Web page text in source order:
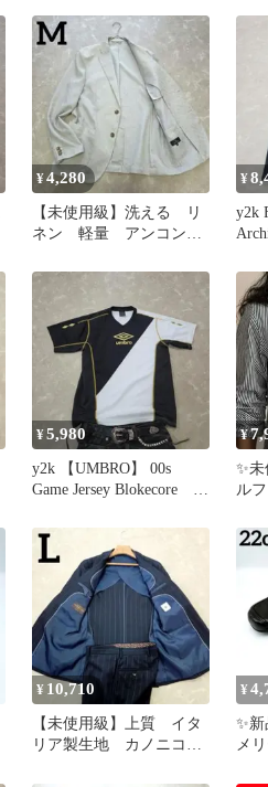
¥4,280
【未使用級】洗える リ
ネン 軽量 アンコン
ット 通気性
¥
y2k
¥5,980
y2k 【UMBRO】 00s
Game Jersey Blokecore 短
¥
✨
ル
羽
¥ 10,710
【未使用級】上質 イタ
リア製生地 カノニコ
¥
✨
メ